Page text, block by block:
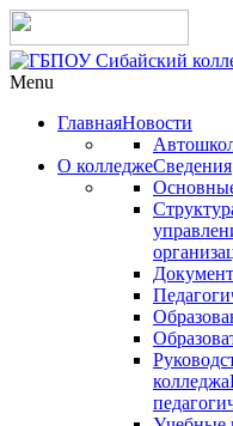
Menu
ГлавнаяНовости
О колледжеСведения
колледжа